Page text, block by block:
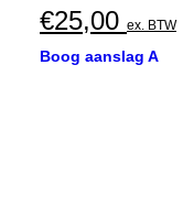
€25,00 ex. BTW
Boog aanslag A